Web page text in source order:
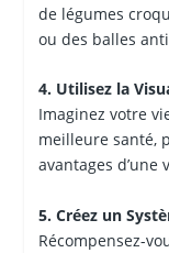
de légumes
ou des balles
4. Utilisez la
Imaginez votre
meilleure santé,
avantages d’une
5. Créez un
Récompensez-